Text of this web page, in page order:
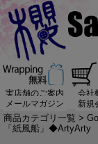
実店舗のご案内 会社
メールマガジン
新規
商品カテゴリ一覧 >
「紙風船」◆ArtyArty